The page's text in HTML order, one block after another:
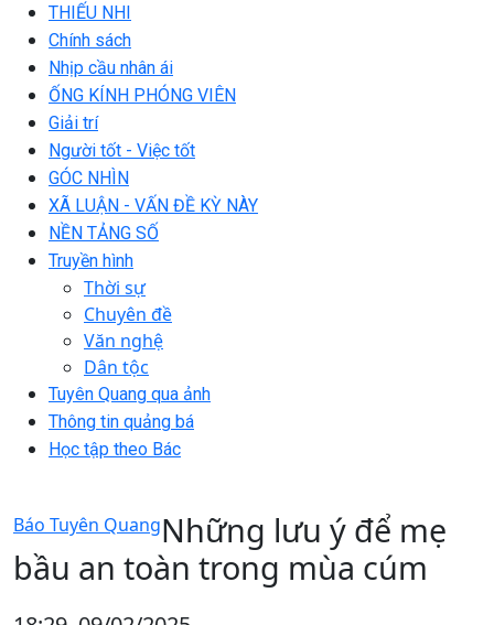
THIẾU NHI
Chính sách
Nhịp cầu nhân ái
ỐNG KÍNH PHÓNG VIÊN
Giải trí
Người tốt - Việc tốt
GÓC NHÌN
XÃ LUẬN - VẤN ĐỀ KỲ NÀY
NỀN TẢNG SỐ
Truyền hình
Thời sự
Chuyên đề
Văn nghệ
Dân tộc
Tuyên Quang qua ảnh
Thông tin quảng bá
Học tập theo Bác
Báo Tuyên QuangNhững lưu ý để mẹ
bầu an toàn trong mùa cúm